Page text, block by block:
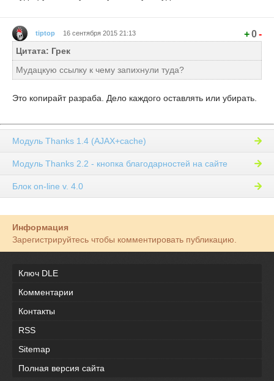
tiptop 16 сентября 2015 21:13 +0-
Цитата: Грек
Мудацкую ссылку к чему запихнули туда?
Это копирайт разраба. Дело каждого оставлять или убирать.
Модуль Thanks 1.4 (AJAX+cache)
Модуль Thanks 2.2 - кнопка благодарностей на сайте
Блок on-line v. 4.0
Информация
Зарегистрируйтесь чтобы комментировать публикацию.
Ключ DLE
Комментарии
Контакты
RSS
Sitemap
Полная версия сайта